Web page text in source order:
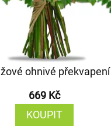
ohnivé překvapení
669 Kč
KOUPIT